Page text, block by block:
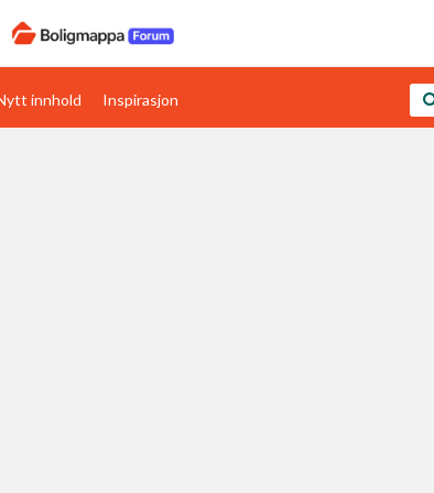
Boligens papirer
innhold Inspirasjon